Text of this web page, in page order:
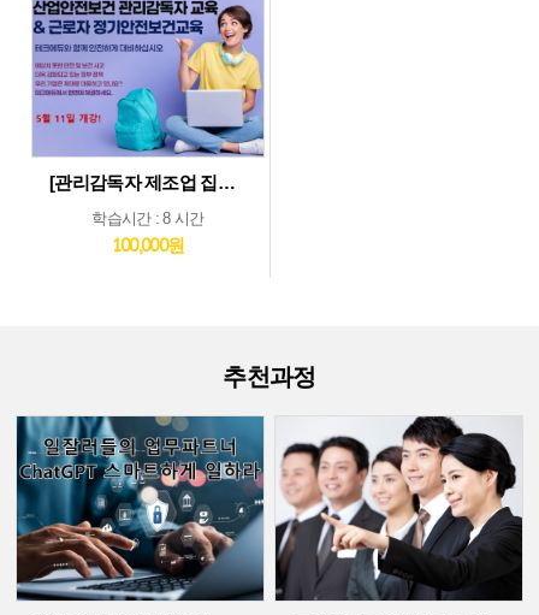
[관리감독자 제조업 집체교육_5월11일] 제조업종 관리감독자 집체 교육...5월11일 개강
학습시간 : 8 시간
100,000원
추천과정